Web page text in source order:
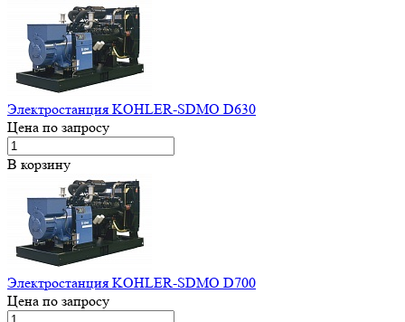
Электростанция KOHLER-SDMO D630
Цена по запросу
В корзину
Электростанция KOHLER-SDMO D700
Цена по запросу